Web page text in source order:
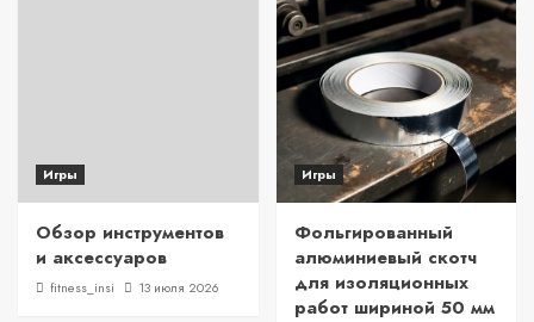
Игры
Обзор инструментов
и аксессуаров
fitness_insi 13 июля 2026
Игры
Фольгированный
алюминиевый скотч
для изоляционных
работ шириной 50 мм